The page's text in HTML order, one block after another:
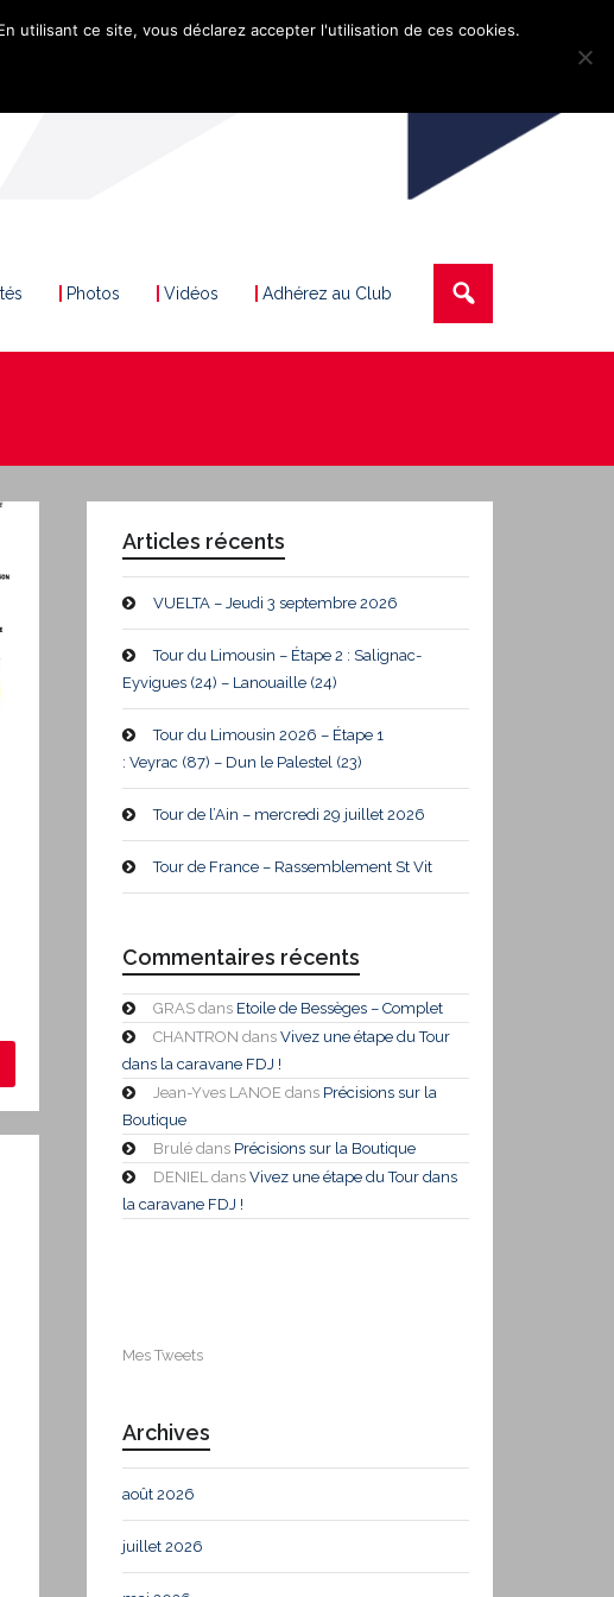
Photos Vidéos Adhérez au Club
Articles récents
VUELTA – Jeudi 3 septembre 2026
Tour du Limousin – Étape 2 : Salignac-
Eyvigues (24) – Lanouaille (24)
Tour du Limousin 2026 – Étape 1
: Veyrac (87) – Dun le Palestel (23)
Tour de l’Ain – mercredi 29 juillet 2026
Tour de France – Rassemblement St Vit
Commentaires récents
GRAS dans Etoile de Bessèges – Complet
CHANTRON dans Vivez une étape du Tour
dans la caravane FDJ !
Jean-Yves LANOE dans Précisions sur la
Boutique
Brulé dans Précisions sur la Boutique
DENIEL dans Vivez une étape du Tour dans
la caravane FDJ !
Mes Tweets
Archives
août 2026
juillet 2026
utilisant ce site, vous déclarez accepter l'utilisation de ces cookies.